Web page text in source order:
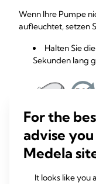
Wenn Ihre Pumpe
aufleuchtet, setzen
Halten Sie
Sekunden lang
Falls sich nichts
Stecken Sie
dann an die
For the
advise
Medela
It looks like you